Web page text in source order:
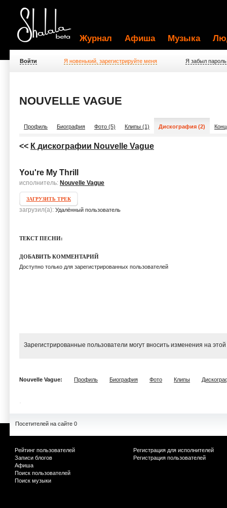
Журнал Афиша Музыка
Войти Я новенький, зарегистрируйте меня Я забыл пароль
NOUVELLE VAGUE
Профиль Биография Фото (5) Клипы (1) Дискография (2)
<< К дискографии Nouvelle Vague
You're My Thrill
исполнитель: Nouvelle Vague
ЗАГРУЗИТЬ ТРЕК
загрузил(а): Удалённый пользователь
ТЕКСТ ПЕСНИ:
ДОБАВИТЬ КОММЕНТАРИЙ
Доступно только для зарегистрированных пользователей
Зарегистрированные пользователи могут вносить изменения на
Nouvelle Vague: Профиль Биография Фото Клипы
Посетителей на сайте 0
Рейтинг пользователей
Записи блогов
Афиша
Поиск пользователей
Поиск музыки
Регистрация для исполнителей
Регистрация пользователей